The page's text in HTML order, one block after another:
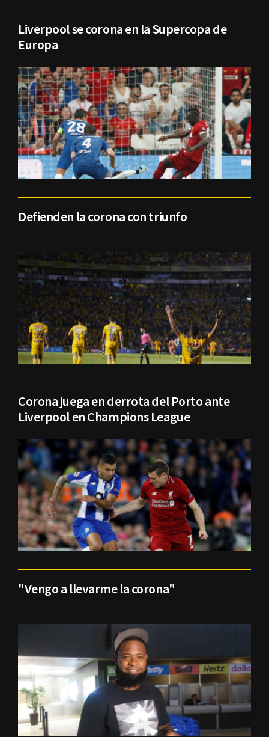
Liverpool se corona en la Supercopa de
Europa
Defienden la corona con triunfo
Corona juega en derrota del Porto ante
Liverpool en Champions League
"Vengo a llevarme la corona"